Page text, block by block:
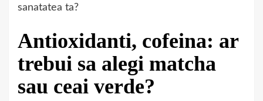
sanatatea ta?
Antioxidanti, cofeina: ar
trebui sa alegi matcha
sau ceai verde?